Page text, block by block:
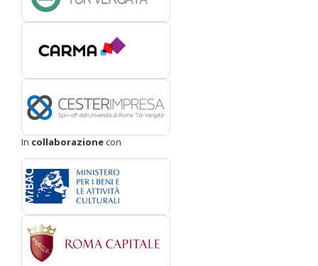
In collaborazionecon